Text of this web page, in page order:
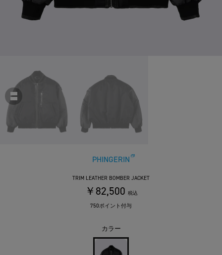
PHINGERIN
TRIM LEATHER BOMBER JACKET
￥82,500 税込
750ポイント付与
カラー